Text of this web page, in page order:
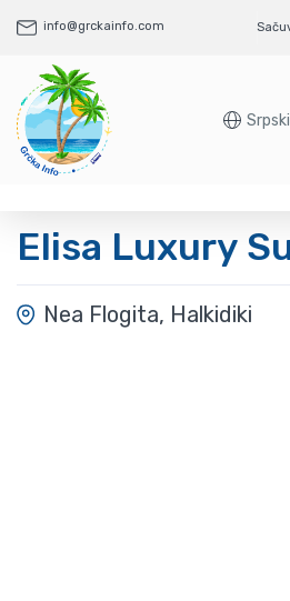
info@grckainfo.com
Srpski
Elisa Luxury
Nea Flogita, Halkidiki